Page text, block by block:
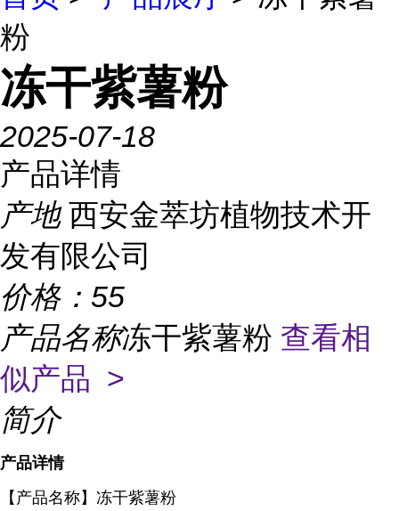
粉
冻干紫薯粉
2025-07-18
产品详情
产地 西安金萃坊植物技术开
发有限公司
价格： 55
产品名称冻干紫薯粉 查看相
似产品 >
简介
产品详情
【产品名称】冻干紫薯粉